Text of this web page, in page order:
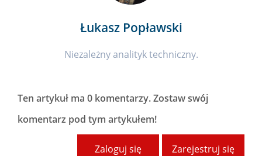
Łukasz Popławski
Niezależny analityk techniczny.
Ten artykuł ma 0 komentarzy. Zostaw swój
komentarz pod tym artykułem!
Zarejestruj się
Zaloguj się